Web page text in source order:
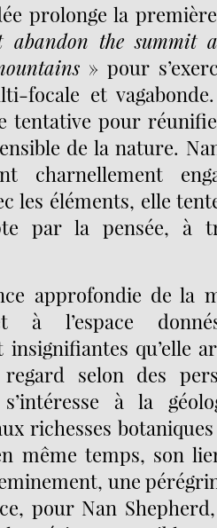
prolonge la
abandon the summit
» pour
focale et
tentative pour
de la nature.
charnellement
les éléments, elle
par la pensée, à
approfondie de la
à l’espace
insignifiantes qu’elle
selon des
à la
richesses
même temps, son
une
pour Nan